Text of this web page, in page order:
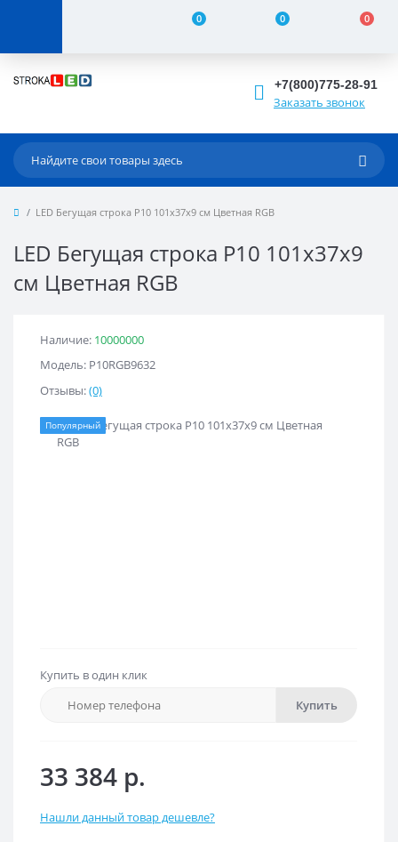
0 0 0
+7(800)775-28-91
Заказать звонок
LED Бегущая строка Р10 101x37x9 см Цветная RGB
LED Бегущая строка Р10 101x37x9
см Цветная RGB
Наличие: 10000000
Модель: Р10RGB9632
Отзывы:(0)
Популярный
Купить в один клик
Купить
33 384 р.
Нашли данный товар дешевле?